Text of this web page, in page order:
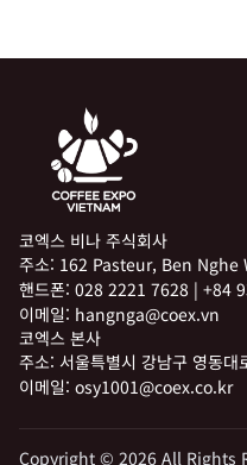
코엑스 비나 주식회사
주소: 162 Pasteur, Ben Nghe
핸드폰: 028 2221 7628 | +84
이메일: hangnga@coex.vn
코엑스 본사
주소: 서울특별시 강남구 영동대
이메일: osy1001@coex.co.kr
Copyright © 2026 All Rights